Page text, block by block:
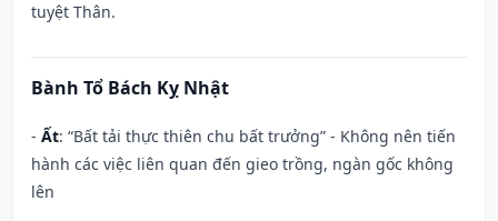
tuyệt Thân.
Bành Tổ Bách Kỵ Nhật
- Ất: “Bất tải thực thiên chu bất trưởng” - Không nên tiến
hành các việc liên quan đến gieo trồng, ngàn gốc không
lên